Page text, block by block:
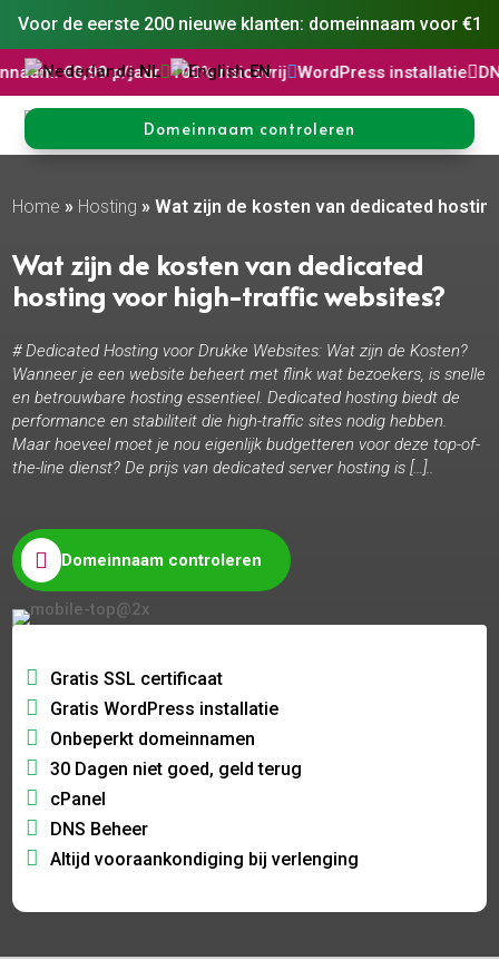
Voor de eerste 200 nieuwe klanten: domeinnaam voor €1
p/jaar100% risicovrijWordPress installatieDNS Beheer
NL EN
Domeinnaam controleren
Home » Hosting »Wat zijn de kosten van dedicated
Wat zijn de kosten van dedicated
hosting voor high-traffic websites?
# Dedicated Hosting voor Drukke Websites: Wat zijn de Kosten?
Wanneer je een website beheert met flink wat bezoekers, is snelle
en betrouwbare hosting essentieel. Dedicated hosting biedt de
performance en stabiliteit die high-traffic sites nodig hebben.
Maar hoeveel moet je nou eigenlijk budgetteren voor deze top-of-
the-line dienst? De prijs van dedicated server hosting is […]..
 Domeinnaam controleren
Gratis SSL certificaat
Gratis WordPress installatie
Onbeperkt domeinnamen
30 Dagen niet goed, geld terug
cPanel
DNS Beheer
Altijd vooraankondiging bij verlenging